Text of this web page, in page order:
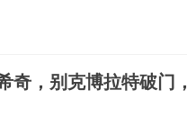
奇，别克博拉特破门，